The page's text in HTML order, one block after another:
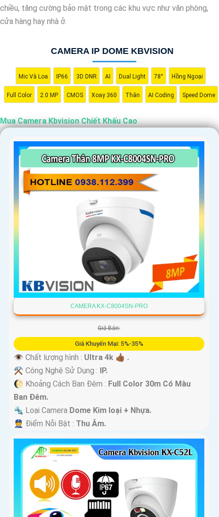
'
chiều, tăng cường bảo mật trong các khu vực như văn phòng,
cửa hàng hay nhà ở.
CAMERA IP DOME KBVISION
Mic Và Loa IP66 3D DNR AI Dual Light 78° Hồng Ngoại
Full Color 2.0 MP CMOS Xoay 360 Thân AI Coding Speed Dome
Mua Camera Kbvision Chiết Khấu Cao
CAMERA KX-C8004SN-PRO
Giá Bán:
Giá Khuyến Mại: 5%-35%
👁 Chất lượng hình : Ultra 4k 👍🏾 .
⚒ Công Nghệ Sử Dụng : IP.
🌔 Khoảng Cách Ban Đêm : Full Color 30m Có Màu
Ban Ðêm.
🔩 Loại Camera Dome Kim loại + Nhựa.
️👮 Điểm Nỗi Bật : Thu Âm.